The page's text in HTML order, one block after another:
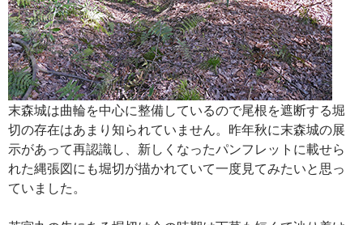
末森城は曲輪を中心に整備しているので尾根を遮断する堀
切の存在はあまり知られていません。昨年秋に末森城の展
示があって再認識し、新しくなったパンフレットに載せら
れた縄張図にも堀切が描かれていて一度見てみたいと思っ
ていました。